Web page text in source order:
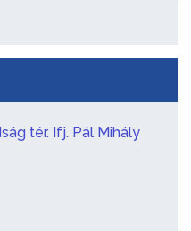
tér. Ifj. Pál Mihály